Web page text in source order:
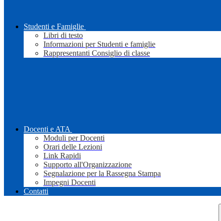
Studenti e Famiglie
Libri di testo
Informazioni per Studenti e famiglie
Rappresentanti Consiglio di classe
Docenti e ATA
Moduli per Docenti
Orari delle Lezioni
Link Rapidi
Supporto all'Organizzazione
Segnalazione per la Rassegna Stampa
Impegni Docenti
Contatti